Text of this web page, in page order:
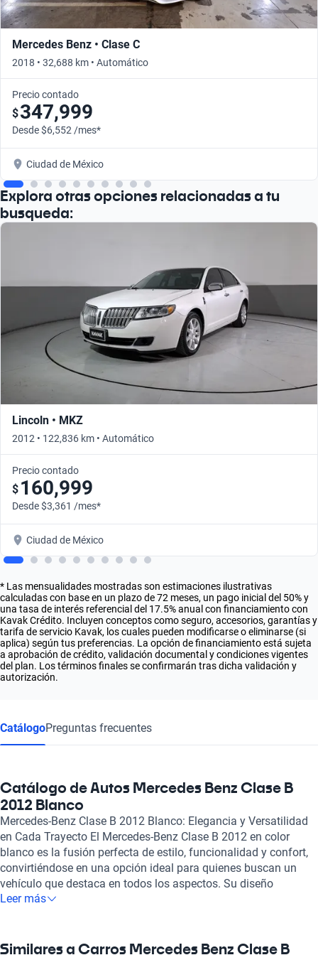
Mercedes Benz • Clase C
2018 • 32,688 km • Automático
Precio contado
$347,999
Desde $6,552 /mes*
Ciudad de México
Explora otras opciones relacionadas a tu
busqueda:
Lincoln • MKZ
2012 • 122,836 km • Automático
Precio contado
$ 160,999
Desde $3,361 /mes*
Ciudad de México
* Las mensualidades mostradas son estimaciones ilustrativas
calculadas con base en un plazo de 72 meses, un pago inicial del 50% y
una tasa de interés referencial del 17.5% anual con financiamiento con
Kavak Crédito. Incluyen conceptos como seguro, accesorios, garantías y
tarifa de servicio Kavak, los cuales pueden modificarse o eliminarse (si
aplica) según tus preferencias. La opción de financiamiento está sujeta
a aprobación de crédito, validación documental y condiciones vigentes
del plan. Los términos finales se confirmarán tras dicha validación y
autorización.
CatálogoPreguntas frecuentes
Catálogo de Autos Mercedes Benz Clase B
2012 Blanco
Mercedes-Benz Clase B 2012 Blanco: Elegancia y Versatilidad
en Cada Trayecto El Mercedes-Benz Clase B 2012 en color
blanco es la fusión perfecta de estilo, funcionalidad y confort,
convirtiéndose en una opción ideal para quienes buscan un
vehículo que destaca en todos los aspectos. Su diseño
moderno y atractivo transmite una imagen de sofisticación,
requieren un vehículo versátil para sus actividades diarias. Este
Leer más
Similares a Carros Mercedes Benz Clase B